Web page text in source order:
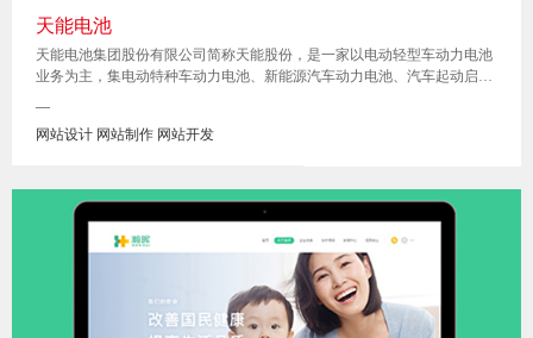
天能电池
天能电池集团股份有限公司简称天能股份，是一家以电动轻型车动力电池
业务为主，集电动特种车动力电池、新能源汽车动力电池、汽车起动启停
—
网站设计 网站制作 网站开发